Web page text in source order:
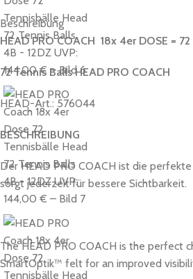
Beschreibung
HEAD PRO COACH 18x 4er DOSE =
72 Tennis Balls HEAD PRO COACH
HEAD-Art.: 576044
BESCHREIBUNG
Der HEAD PRO COACH ist die
sorgt jederzeit für bessere Sichtbarkeit.
The HEAD PRO COACH is the perfect
SmartOptik™ felt for an improved